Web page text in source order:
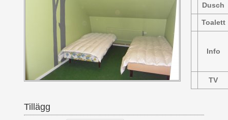
Dusch
Toalett
Info
TV
Tillägg